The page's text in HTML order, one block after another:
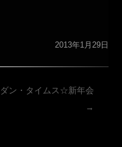
2013年1月29日
ン・タイムス☆新年会
→